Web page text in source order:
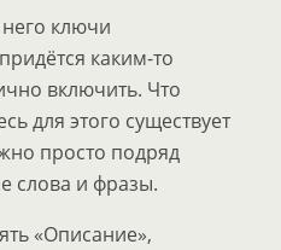
него ключи
каким-то
включить. Что
для этого существует
просто подряд
слова и фразы.
«Описание»,